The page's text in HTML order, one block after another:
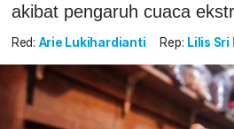
akibat pengaruh cuaca
Red: Arie Lukihardianti Rep: Lilis